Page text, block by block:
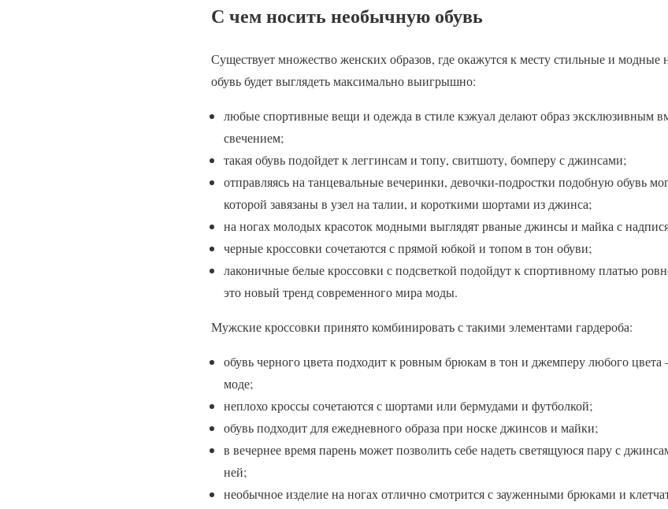
С чем носить необычную обувь
Существует множество женских образов, где окажутся к месту стильные и
обувь будет выглядеть максимально выигрышно:
любые спортивные вещи и одежда в стиле кэжуал делают образ эксклюзивным
свечением;
такая обувь подойдет к леггинсам и топу, свитшоту, бомперу с джинсами;
отправляясь на танцевальные вечеринки, девочки-подростки подобную обувь
которой завязаны в узел на талии, и короткими шортами из джинса;
на ногах молодых красоток модными выглядят рваные джинсы и майка с
черные кроссовки сочетаются с прямой юбкой и топом в тон обуви;
лаконичные белые кроссовки с подсветкой подойдут к спортивному платью
это новый тренд современного мира моды.
Мужские кроссовки принято комбинировать с такими элементами гардероба:
обувь черного цвета подходит к ровным брюкам в тон и джемперу любого цвета
моде;
неплохо кроссы сочетаются с шортами или бермудами и футболкой;
обувь подходит для ежедневного образа при носке джинсов и майки;
в вечернее время парень может позволить себе надеть светящуюся пару с
ней;
необычное изделие на ногах отлично смотрится с зауженными брюками и